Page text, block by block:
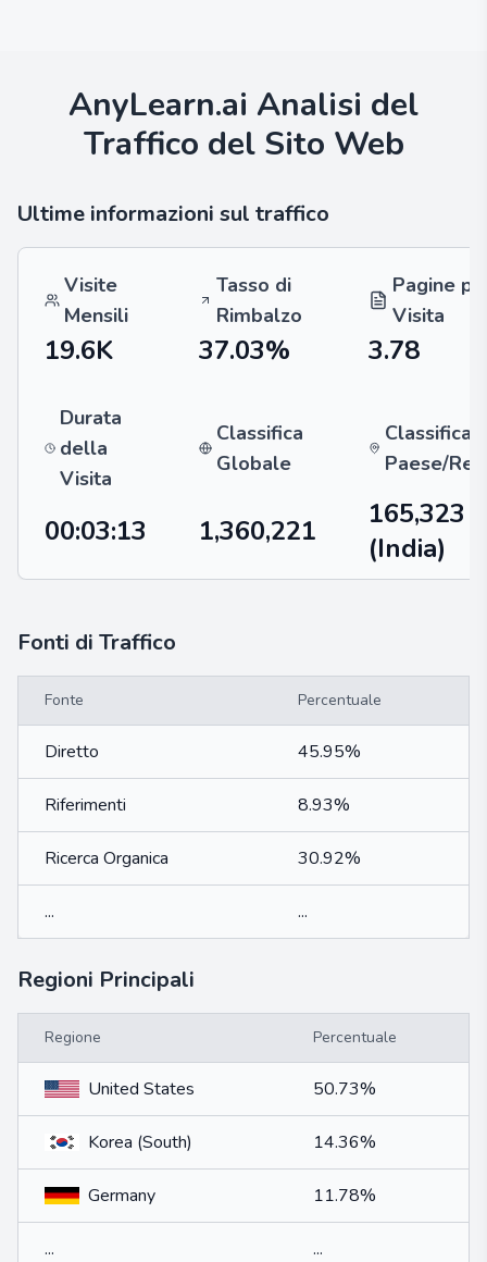
AnyLearn.ai Analisi del
Traffico del Sito Web
Ultime informazioni sul traffico
Visite
Mensili
Tasso di
Rimbalzo
Pagine
Visita
19.6K 37.03% 3.78
Durata
della
Visita
Classifica
Globale
Classifica
Paese/
00:03:13 1,360,221
165,323
(India)
Fonti di Traffico
Fonte Percentuale
Diretto 45.95%
Riferimenti 8.93%
Ricerca Organica 30.92%
... ...
Regioni Principali
Regione Percentuale
United States 50.73%
Korea (South) 14.36%
Germany 11.78%
... ...